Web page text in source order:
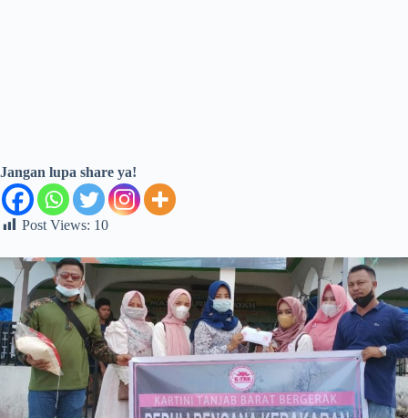
Jangan lupa share ya!
Post Views: 10